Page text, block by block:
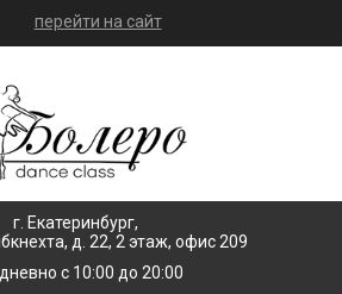
перейти на сайт
г. Екатеринбург,
д. 22, 2 этаж, офис 209
с 10:00 до 20:00